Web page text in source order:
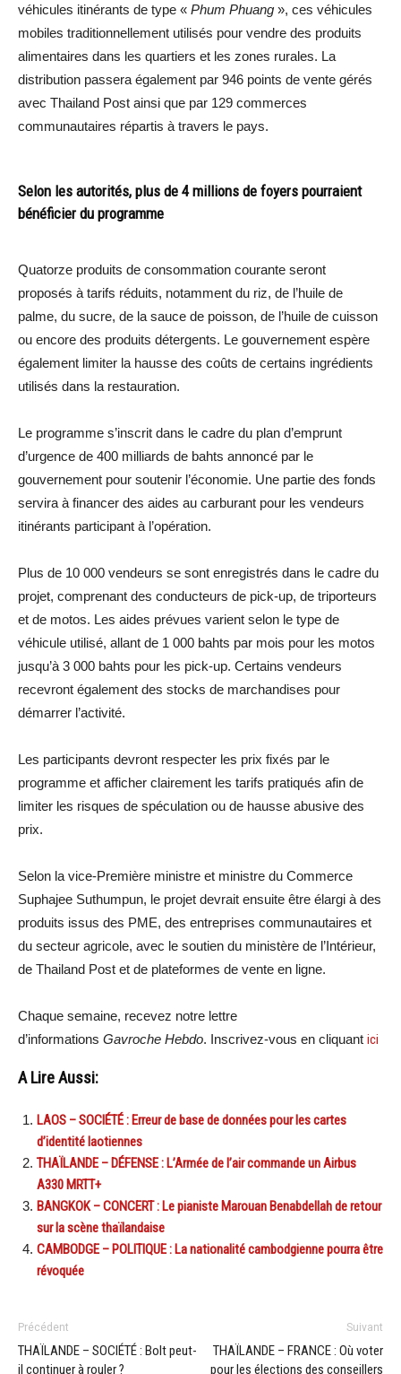
véhicules itinérants de type « Phum Phuang », ces véhicules
mobiles traditionnellement utilisés pour vendre des produits
alimentaires dans les quartiers et les zones rurales. La
distribution passera également par 946 points de vente gérés
avec Thailand Post ainsi que par 129 commerces
communautaires répartis à travers le pays.
Selon les autorités, plus de 4 millions de foyers pourraient
bénéficier du programme
Quatorze produits de consommation courante seront
proposés à tarifs réduits, notamment du riz, de l’huile de
palme, du sucre, de la sauce de poisson, de l’huile de cuisson
ou encore des produits détergents. Le gouvernement espère
également limiter la hausse des coûts de certains ingrédients
utilisés dans la restauration.
Le programme s’inscrit dans le cadre du plan d’emprunt
d’urgence de 400 milliards de bahts annoncé par le
gouvernement pour soutenir l’économie. Une partie des fonds
servira à financer des aides au carburant pour les vendeurs
itinérants participant à l’opération.
Plus de 10 000 vendeurs se sont enregistrés dans le cadre du
projet, comprenant des conducteurs de pick-up, de triporteurs
et de motos. Les aides prévues varient selon le type de
véhicule utilisé, allant de 1 000 bahts par mois pour les motos
jusqu’à 3 000 bahts pour les pick-up. Certains vendeurs
recevront également des stocks de marchandises pour
démarrer l’activité.
Les participants devront respecter les prix fixés par le
programme et afficher clairement les tarifs pratiqués afin de
limiter les risques de spéculation ou de hausse abusive des
prix.
Selon la vice-Première ministre et ministre du Commerce
Suphajee Suthumpun, le projet devrait ensuite être élargi à des
produits issus des PME, des entreprises communautaires et
du secteur agricole, avec le soutien du ministère de l’Intérieur,
de Thailand Post et de plateformes de vente en ligne.
Chaque semaine, recevez notre lettre
d’informations Gavroche Hebdo. Inscrivez-vous en cliquant ici
A Lire Aussi:
LAOS – SOCIÉTÉ : Erreur de base de données pour les cartes
d’identité laotiennes
THAÏLANDE – DÉFENSE : L’Armée de l’air commande un Airbus
A330 MRTT+
BANGKOK – CONCERT : Le pianiste Marouan Benabdellah de retour
sur la scène thaïlandaise
CAMBODGE – POLITIQUE : La nationalité cambodgienne pourra être
révoquée
Précédent
THAÏLANDE – SOCIÉTÉ : Bolt peut-
il continuer à rouler ?
Suivant
THAÏLANDE – FRANCE : Où voter
pour les élections des conseillers